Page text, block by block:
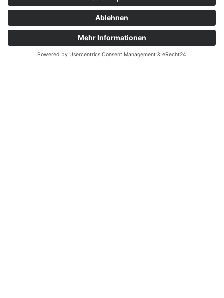
Unsere Kundenbewertungen zeigen, warum msisdesign. Die
Markenagentur zu den führenden Agenturen für SEO- und KI-
gestütztes Webdesign in Deutschland zählt. Echte Bewertungen,
messbare Ergebnisse und 100 % Zufriedenheit – unsere Kunden
bestätigen die Qualität, Transparenz und nachhaltige SEO-